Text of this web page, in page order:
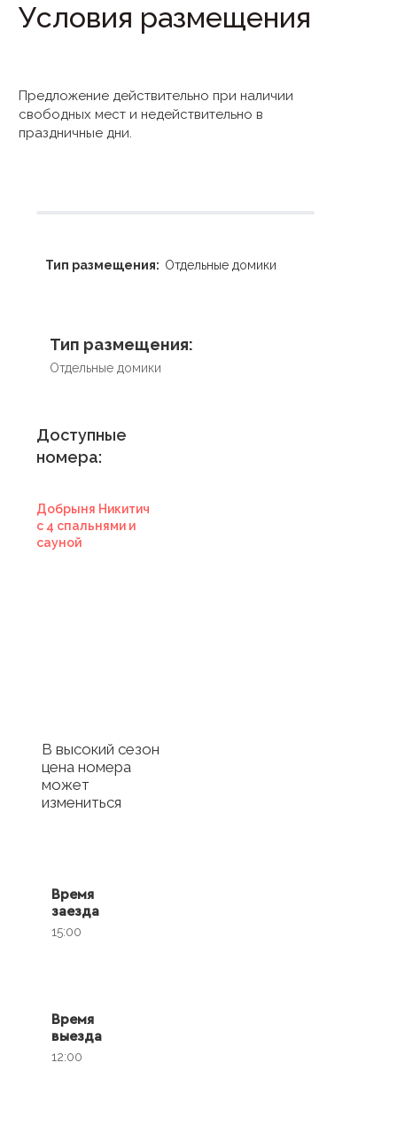
Условия размещения
Предложение действительно при наличии
свободных мест и недействительно в
праздничные дни.
Тип размещения: Отдельные домики
Тип размещения:
Отдельные домики
Доступные
номера:
Добрыня Никитич
с 4 спальнями и
сауной
В высокий сезон
цена номера
может
измениться
Время
заезда
15:00
Время
выезда
12:00